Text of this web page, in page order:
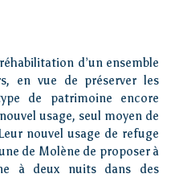
d’un ensemble
en vue de préserver les
de patrimoine encore
usage, seul moyen de
nouvel usage de refuge
de Molène de proposer à
à deux nuits dans des